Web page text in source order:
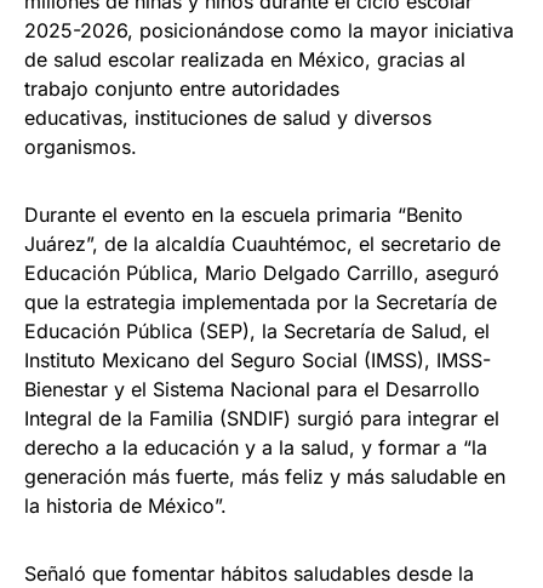
2025-2026, posicionándose como la mayor iniciativa
de salud escolar realizada en México, gracias al
trabajo conjunto entre autoridades
educativas, instituciones de salud y diversos
organismos.
Durante el evento en la escuela primaria “Benito
Juárez”, de la alcaldía Cuauhtémoc, el secretario de
Educación Pública, Mario Delgado Carrillo, aseguró
que la estrategia implementada por la Secretaría de
Educación Pública (SEP), la Secretaría de Salud, el
Instituto Mexicano del Seguro Social (IMSS), IMSS-
Bienestar y el Sistema Nacional para el Desarrollo
Integral de la Familia (SNDIF) surgió para integrar el
derecho a la educación y a la salud, y formar a “la
generación más fuerte, más feliz y más saludable en
la historia de México”.
Señaló que fomentar hábitos saludables desde la